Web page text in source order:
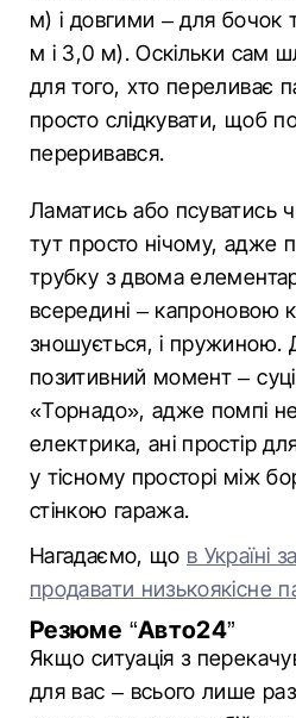
м) і довгими – для бочок
м і 3,0 м). Оскільки сам
для того, хто переливає
просто слідкувати, щоб
переривався.
Ламатись або псуватись
тут просто нічому, адже
трубку з двома
всередині – капроновою
зношується, і пружиною.
позитивний момент –
«Торнадо», адже помпі не
електрика, ані простір
у тісному просторі між
стінкою гаража.
Нагадаємо, що в Україні
продавати низькоякісне
Резюме “Авто24”
Якщо ситуація з
для вас – всього лише